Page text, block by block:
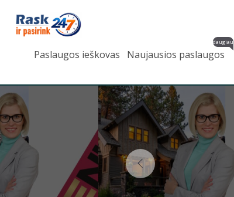
Paslaugos ieškovas Naujausios paslaugos
daugiau